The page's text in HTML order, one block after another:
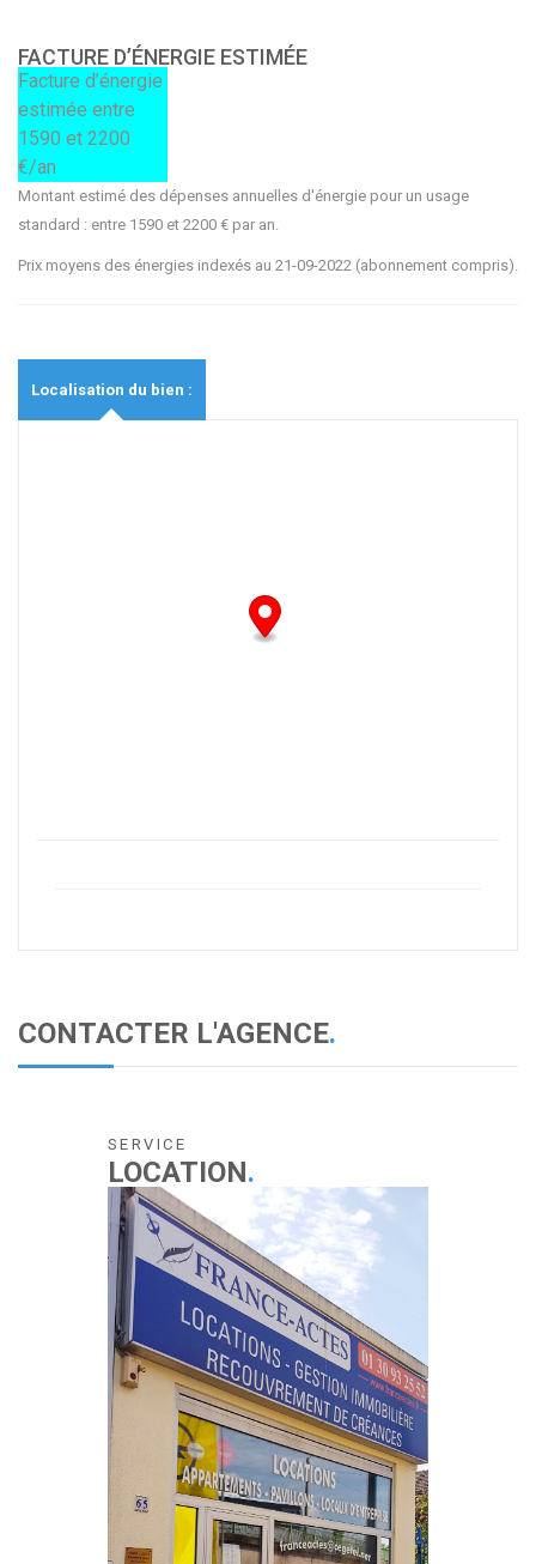
FACTURE D’ÉNERGIE ESTIMÉE
Facture d’énergie
estimée entre
1590 et 2200
€/an
Montant estimé des dépenses annuelles d'énergie pour un usage
standard : entre 1590 et 2200 € par an.
Prix moyens des énergies indexés au 21-09-2022 (abonnement compris).
Localisation du bien :
CONTACTER L'AGENCE.
SERVICE
LOCATION.